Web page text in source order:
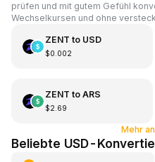
prüfen und mit gutem Gefühl
Wechselkursen und ohne
ZENT to USD
$0.002
ZENT to ARS
$2.69
Mehr
Beliebte USD-